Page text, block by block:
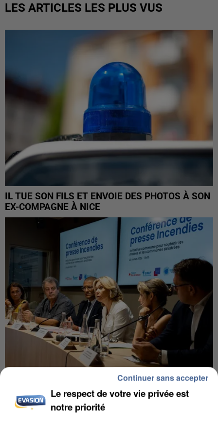
LES ARTICLES LES PLUS VUS
IL TUE SON FILS ET ENVOIE DES PHOTOS À SON
EX-COMPAGNE À NICE
INCENDIES : L’ÎLE-DE-FRANCE LANCE UN ÉLAN
DE SOLIDARITÉ AVEC LES...
Le respect de votre vie privée est
notre priorité
Continuer sans accepter